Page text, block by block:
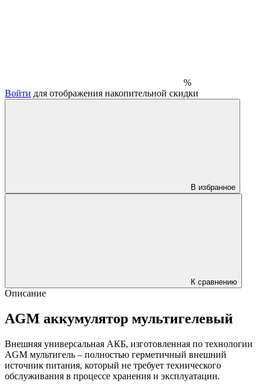
%
Войти для отображения накопительной скидки
В избранное
К сравнению
Описание
AGM аккумулятор мультигелевый
Внешняя универсальная АКБ, изготовленная по технологии
AGM мультигель – полностью герметичный внешний
источник питания, который не требует технического
обслуживания в процессе хранения и эксплуатации.